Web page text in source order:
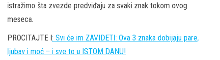
istražimo šta zvezde predviđaju za svaki znak tokom ovog
meseca.
PROCITAJTE I: Svi će im ZAVIDETI: Ova 3 znaka dobijaju pare,
ljubav i moć – i sve to u ISTOM DANU!